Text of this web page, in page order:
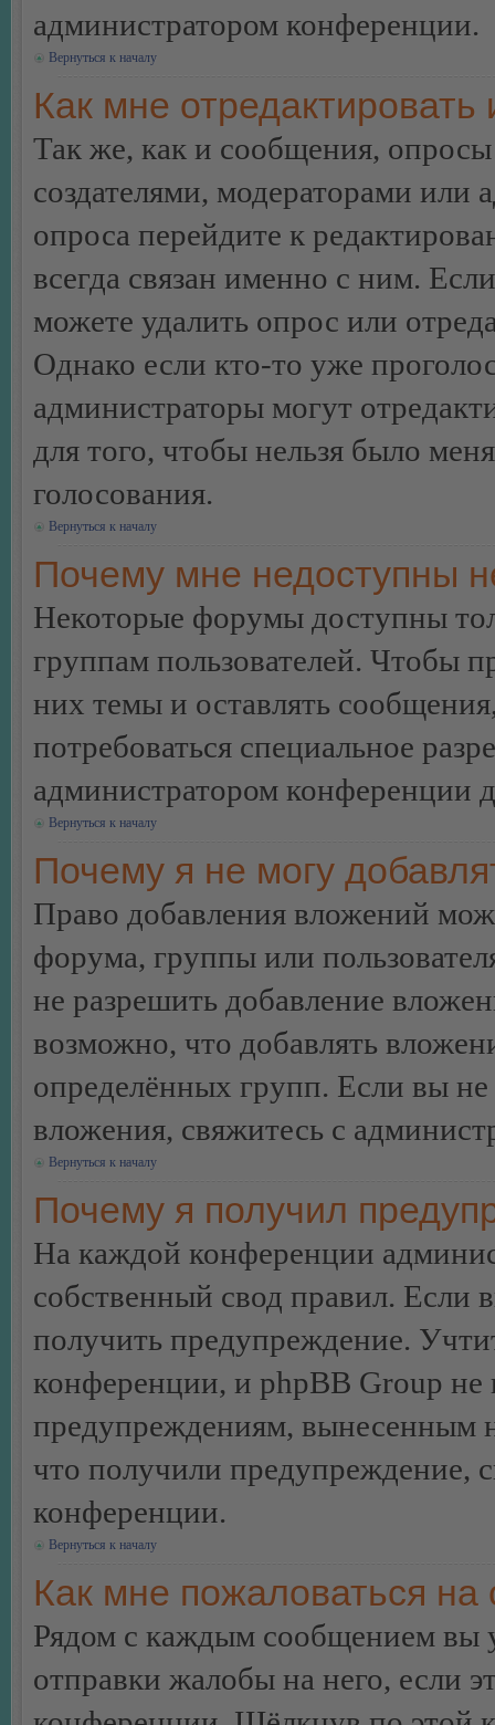
администратором конференции.
Вернуться к началу
Как мне
Так же, как и сообщения, опросы
создателями, модераторами или
опроса перейдите к
всегда связан именно с ним.
можете удалить опрос или
Однако если кто-то уже
администраторы могут
для того, чтобы нельзя было
голосования.
Вернуться к началу
Почему мне недоступны
Некоторые форумы доступны
группам пользователей. Чтобы
них темы и оставлять
потребоваться специальное
администратором конференции
Вернуться к началу
Почему я не могу
Право добавления вложений
форума, группы или
не разрешить добавление
возможно, что добавлять
определённых групп. Если вы не
вложения, свяжитесь с
Вернуться к началу
Почему я получил
На каждой конференции
собственный свод правил.
получить предупреждение.
конференции, и phpBB Group не
предупреждениям, вынесенным
что получили предупреждение,
конференции.
Вернуться к началу
Как мне пожаловаться
Рядом с каждым сообщением вы
отправки жалобы на него, если